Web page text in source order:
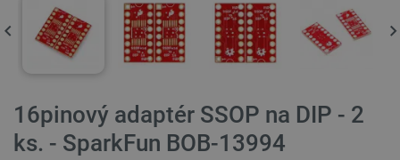
16pinový adaptér SSOP na DIP - 2
ks. - SparkFun BOB-13994